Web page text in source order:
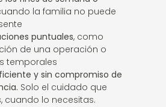
la familia no puede
puntuales, como
de una operación o
temporales
y sin compromiso de
Solo el cuidado que
cuando lo necesitas.